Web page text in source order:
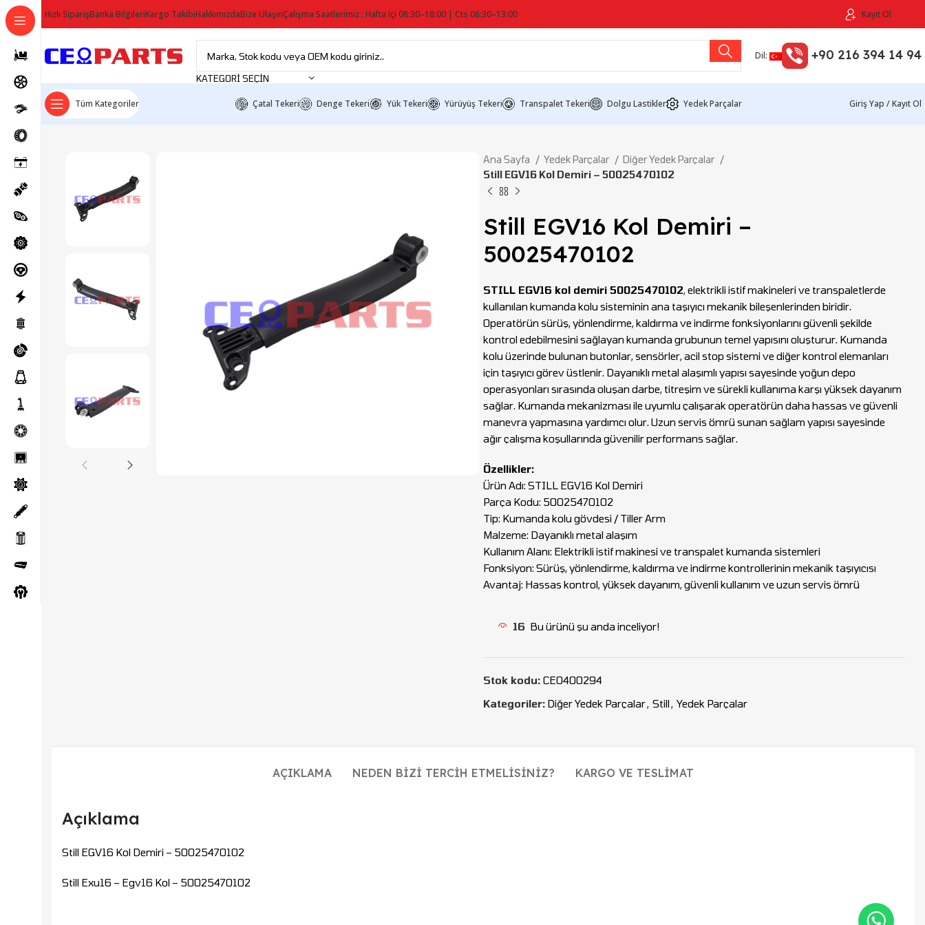
Hızlı SiparişBanka BilgileriKargo TakibiHakkımızdaBize UlaşınÇalışma Saatlerimiz : Hafta Içi 08:30–18:00 | Cts 08:30–13:00 Kayıt Ol
KATEGORI SEÇIN
Dil: +90 216 394 14 94
Tüm Kategoriler Çatal Tekeri Denge Tekeri Yük Tekeri Yürüyüş Tekeri Transpalet Tekeri Dolgu Lastikler Yedek Parçalar Giriş Yap / Kayıt Ol
Ana Sayfa Yedek Parçalar
Diğer Yedek Parçalar
Still EGV16 Kol Demiri – 50025470102
Still EGV16 Kol Demiri –
50025470102
STILL EGV16 kol demiri 50025470102, elektrikli istif makineleri ve transpaletlerde
kullanılan kumanda kolu sisteminin ana taşıyıcı mekanik bileşenlerinden biridir.
Operatörün sürüş, yönlendirme, kaldırma ve indirme fonksiyonlarını güvenli şekilde
kontrol edebilmesini sağlayan kumanda grubunun temel yapısını oluşturur. Kumanda
kolu üzerinde bulunan butonlar, sensörler, acil stop sistemi ve diğer kontrol elemanları
için taşıyıcı görev üstlenir. Dayanıklı metal alaşımlı yapısı sayesinde yoğun depo
operasyonları sırasında oluşan darbe, titreşim ve sürekli kullanıma karşı yüksek dayanım
sağlar. Kumanda mekanizması ile uyumlu çalışarak operatörün daha hassas ve güvenli
manevra yapmasına yardımcı olur. Uzun servis ömrü sunan sağlam yapısı sayesinde
ağır çalışma koşullarında güvenilir performans sağlar.
Özellikler:
Ürün Adı: STILL EGV16 Kol Demiri
Parça Kodu: 50025470102
Tip: Kumanda kolu gövdesi / Tiller Arm
Malzeme: Dayanıklı metal alaşım
Kullanım Alanı: Elektrikli istif makinesi ve transpalet kumanda sistemleri
Fonksiyon: Sürüş, yönlendirme, kaldırma ve indirme kontrollerinin mekanik taşıyıcısı
Avantaj: Hassas kontrol, yüksek dayanım, güvenli kullanım ve uzun servis ömrü
16 Bu ürünü şu anda inceliyor!
Stok kodu: CEO400294
Kategoriler: Diğer Yedek Parçalar, Still, Yedek Parçalar
AÇIKLAMA NEDEN BIZI TERCIH ETMELISINIZ? KARGO VE TESLIMAT
Açıklama
Still EGV16 Kol Demiri – 50025470102
Still Exu16 – Egv16 Kol – 50025470102